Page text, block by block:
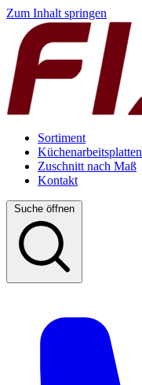
Zum Inhalt springen
Sortiment
Küchenarbeitsplatten
Zuschnitt nach Maß
Kontakt
Suche öffnen